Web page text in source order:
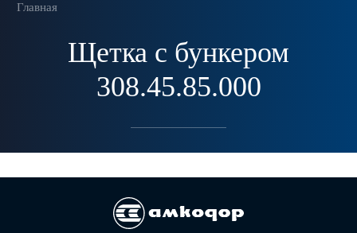
Главная
Щетка с бункером
308.45.85.000